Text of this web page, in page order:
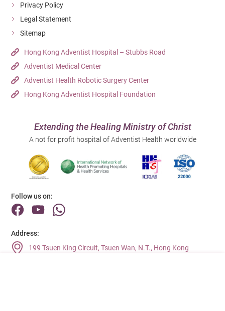
Privacy Policy
Legal Statement
Sitemap
Hong Kong Adventist Hospital – Stubbs Road
Adventist Medical Center
Adventist Health Robotic Surgery Center
Hong Kong Adventist Hospital Foundation
Extending the Healing Ministry of Christ
A not for profit hospital of Adventist Health worldwide
Follow us on:
Address:
199 Tsuen King Circuit, Tsuen Wan, N.T., Hong Kong